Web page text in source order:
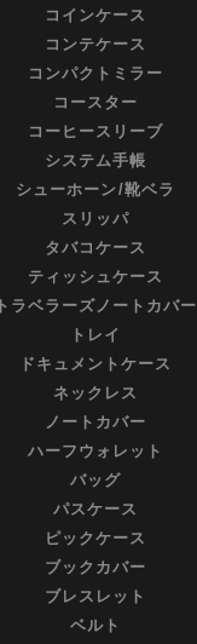
コインケース
コンテケース
コンパクトミラー
コースター
コーヒースリーブ
システム手帳
シューホーン/靴ベラ
スリッパ
タバコケース
ティッシュケース
トラベラーズノートカバー
トレイ
ドキュメントケース
ネックレス
ノートカバー
ハーフウォレット
バッグ
パスケース
ピックケース
ブックカバー
ブレスレット
ベルト